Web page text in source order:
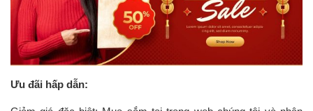
Ưu đãi hấp dẫn: